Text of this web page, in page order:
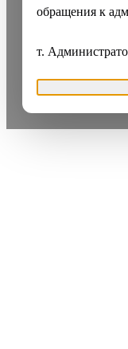
обращения к
т.